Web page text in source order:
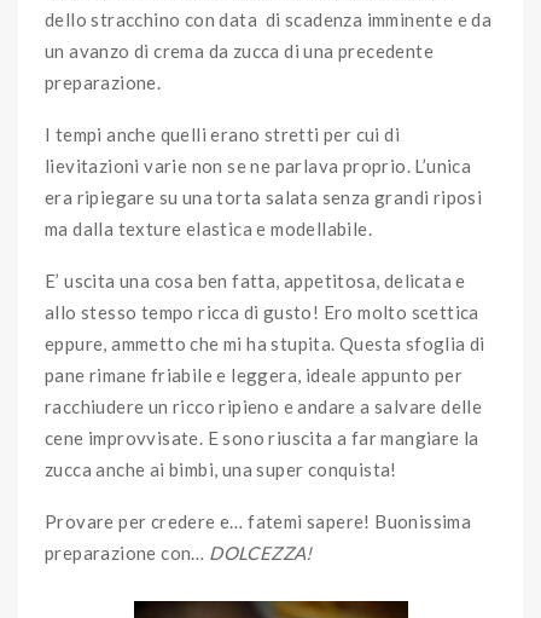
dello stracchino con data di scadenza imminente e da
un avanzo di crema da zucca di una precedente
preparazione.
I tempi anche quelli erano stretti per cui di
lievitazioni varie non se ne parlava proprio. L’unica
era ripiegare su una torta salata senza grandi riposi
ma dalla texture elastica e modellabile.
E’ uscita una cosa ben fatta, appetitosa, delicata e
allo stesso tempo ricca di gusto! Ero molto scettica
eppure, ammetto che mi ha stupita. Questa sfoglia di
pane rimane friabile e leggera, ideale appunto per
racchiudere un ricco ripieno e andare a salvare delle
cene improvvisate. E sono riuscita a far mangiare la
zucca anche ai bimbi, una super conquista!
Provare per credere e… fatemi sapere! Buonissima
preparazione con… DOLCEZZA!